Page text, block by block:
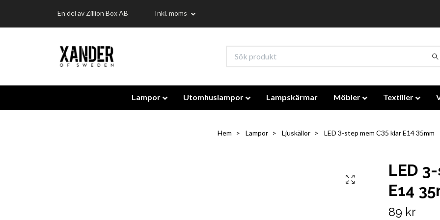
En del av Zillion Box AB Inkl. moms
Lampor Utomhuslampor Lampskärmar Möbler Textilier
Hem Lampor Ljuskällor LED 3-step mem C35 klar E14 35mm
LED
E14
89 kr